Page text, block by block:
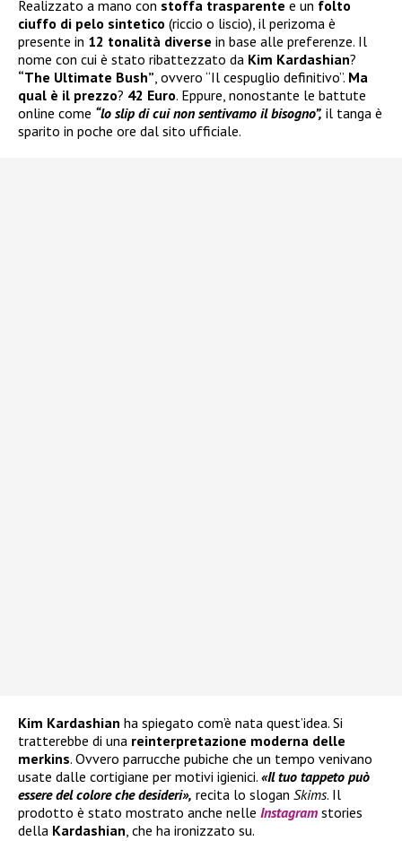
Realizzato a mano con stoffa trasparente e un folto
ciuffo di pelo sintetico (riccio o liscio), il perizoma è
presente in 12 tonalità diverse in base alle preferenze. Il
nome con cui è stato ribattezzato da Kim Kardashian?
“The Ultimate Bush”, ovvero “Il cespuglio definitivo”. Ma
qual è il prezzo? 42 Euro. Eppure, nonostante le battute
online come “lo slip di cui non sentivamo il bisogno”, il tanga è
sparito in poche ore dal sito ufficiale.
Kim Kardashian ha spiegato com’è nata quest’idea. Si
tratterebbe di una reinterpretazione moderna delle
merkins. Ovvero parrucche pubiche che un tempo venivano
usate dalle cortigiane per motivi igienici. «Il tuo tappeto può
essere del colore che desideri», recita lo slogan Skims. Il
prodotto è stato mostrato anche nelle Instagram stories
della Kardashian, che ha ironizzato su.